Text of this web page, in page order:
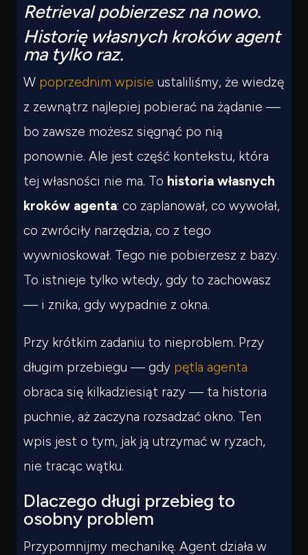
Retrieval pobierzesz na nowo.
Historię własnych kroków agent
ma tylko raz.
W poprzednim wpisie ustaliliśmy, że wiedzę
z zewnątrz najlepiej pobierać na żądanie —
bo zawsze możesz sięgnąć po nią
ponownie. Ale jest część kontekstu, która
tej własności nie ma. To historia własnych
kroków agenta: co zaplanował, co wywołał,
co zwróciły narzędzia, co z tego
wywnioskował. Tego nie pobierzesz z bazy.
To istnieje tylko wtedy, gdy to zachowasz
— i znika, gdy wypadnie z okna.
Przy krótkim zadaniu to nieproblem. Przy
długim przebiegu — gdy pętla agenta
obraca się kilkadziesiąt razy — ta historia
puchnie, aż zaczyna rozsadzać okno. Ten
wpis jest o tym, jak ją utrzymać w ryzach,
nie tracąc wątku.
Dlaczego długi przebieg to
osobny problem
Przypomnijmy mechanikę. Agent działa w